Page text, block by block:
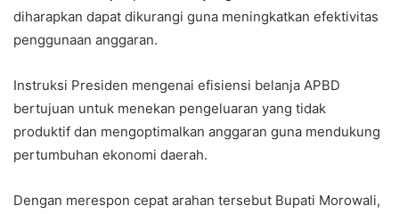
diharapkan dapat dikurangi guna meningkatkan efektivitas
penggunaan anggaran.
Instruksi Presiden mengenai efisiensi belanja APBD
bertujuan untuk menekan pengeluaran yang tidak
produktif dan mengoptimalkan anggaran guna mendukung
pertumbuhan ekonomi daerah.
Dengan merespon cepat arahan tersebut Bupati Morowali,